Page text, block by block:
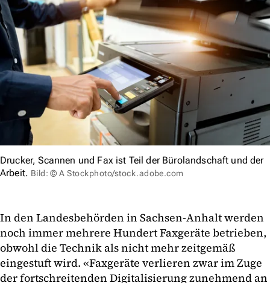
Drucker, Scannen und Fax ist Teil der Bürolandschaft und der
Arbeit. Bild: © A Stockphoto/stock.adobe.com
In den Landesbehörden in Sachsen-Anhalt werden
noch immer mehrere Hundert Faxgeräte betrieben,
obwohl die Technik als nicht mehr zeitgemäß
eingestuft wird. «Faxgeräte verlieren zwar im Zuge
der fortschreitenden Digitalisierung zunehmend an